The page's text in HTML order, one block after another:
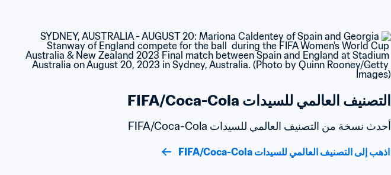
التصنيف العالمي للسيدات FIFA/Coca-Cola
أحدث نسخة من التصنيف العالمي للسيدات FIFA/Coca-Cola
اذهب إلى التصنيف العالمي للسيدات FIFA/Coca-Cola